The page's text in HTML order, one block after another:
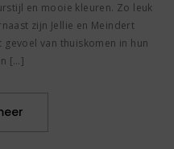
en mooie kleuren. Zo leuk
zijn Jellie en Meindert
van thuiskomen in hun
[…]